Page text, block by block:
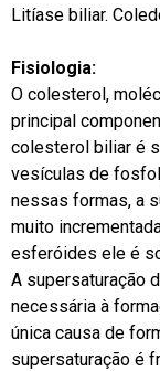
Litíase biliar.
Fisiologia:
O colesterol,
principal
colesterol biliar é
vesículas de
nessas formas, a
muito
esferóides ele é
A supersaturação
necessária à
única causa de
supersaturação é